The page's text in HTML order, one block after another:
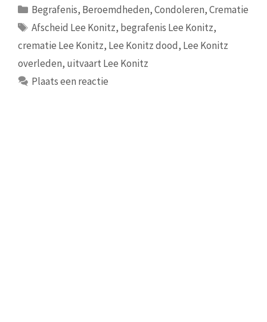
Categorieën
Begrafenis, Beroemdheden,Condoleren,Crematie
Tags
Afscheid Lee Konitz, begrafenis Lee Konitz,
crematie Lee Konitz, Lee Konitz dood, Lee Konitz
overleden, uitvaart Lee Konitz
Plaats een reactie